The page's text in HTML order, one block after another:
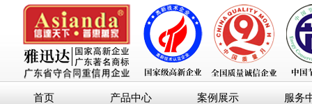
首页 产品中心 案例展示 服务